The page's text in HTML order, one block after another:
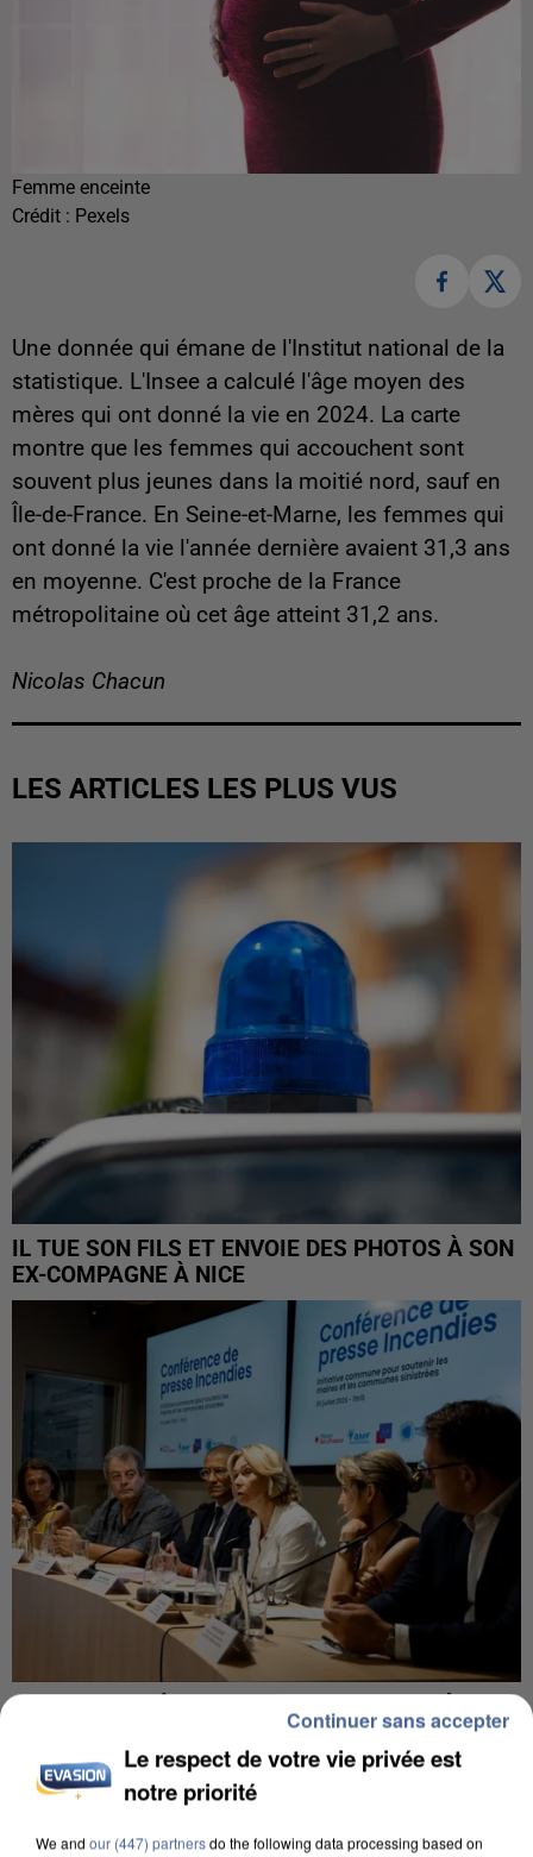
Femme enceinte
Crédit : Pexels
Une donnée qui émane de l'Institut national de la
statistique. L'Insee a calculé l'âge moyen des
mères qui ont donné la vie en 2024. La carte
montre que les femmes qui accouchent sont
souvent plus jeunes dans la moitié nord, sauf en
Île-de-France. En Seine-et-Marne, les femmes qui
ont donné la vie l'année dernière avaient 31,3 ans
en moyenne. C'est proche de la France
métropolitaine où cet âge atteint 31,2 ans.
Nicolas Chacun
LES ARTICLES LES PLUS VUS
IL TUE SON FILS ET ENVOIE DES PHOTOS À SON
EX-COMPAGNE À NICE
INCENDIES : L’ÎLE-DE-FRANCE LANCE UN ÉLAN
DE SOLIDARITÉ AVEC LES...
Le respect de votre vie privée est
notre priorité
We and our (447) partnersdo the following data processing based on
Continuer sans accepter